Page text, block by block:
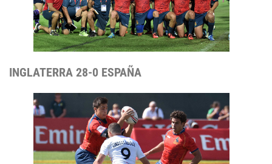
INGLATERRA 28-0 ESPAÑA